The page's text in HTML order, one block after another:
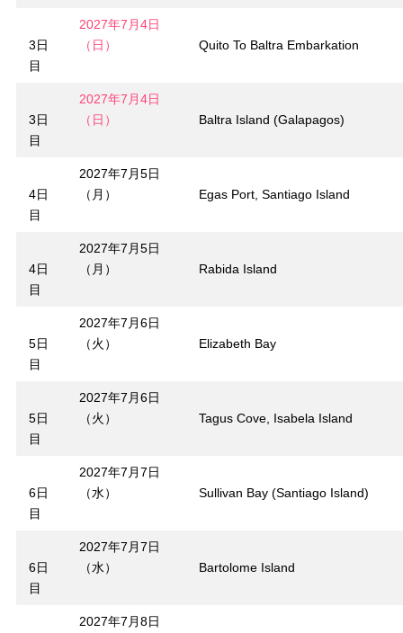
3日
目
2027年7月4日
（日）
Quito To Baltra Embarkation
3日
目
2027年7月4日
（日）
Baltra Island (Galapagos)
4日
目
2027年7月5日
（月）
Egas Port, Santiago Island
4日
目
2027年7月5日
（月）
Rabida Island
5日
目
2027年7月6日
（火）
Elizabeth Bay
5日
目
2027年7月6日
（火）
Tagus Cove, Isabela Island
6日
目
2027年7月7日
（水）
Sullivan Bay (Santiago Island)
6日
目
2027年7月7日
（水）
Bartolome Island
2027年7月8日